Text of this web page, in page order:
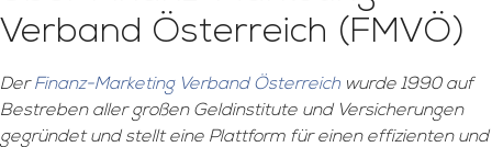
Verband Österreich (FMVÖ)
DerFinanz-Marketing Verband Österreich wurde 1990 auf
Bestreben aller großen Geldinstitute und Versicherungen
gegründet und stellt eine Plattform für einen effizienten und